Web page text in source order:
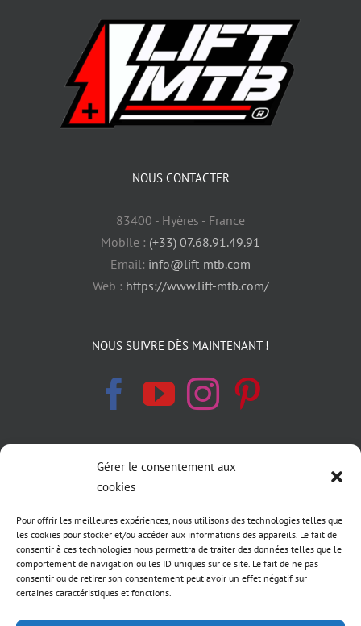
Gérer le consentement aux
cookies
Pour offrir les meilleures expériences, nous utilisons des technologies telles que
les cookies pour stocker et/ou accéder aux informations des appareils. Le fait de
consentir à ces technologies nous permettra de traiter des données telles que le
comportement de navigation ou les ID uniques sur ce site. Le fait de ne pas
consentir ou de retirer son consentement peut avoir un effet négatif sur
certaines caractéristiques et fonctions.
NOUS CONTACTER
83400 - Hyères - France
Mobile : (+33) 07.68.91.49.91
Email: info@lift-mtb.com
Web : https://www.lift-mtb.com/
NOUS SUIVRE DÈS MAINTENANT !
INFORMATIONS LÉGALES
Déclaration de confidentialité
Conditions générale de vente LIFT MTB